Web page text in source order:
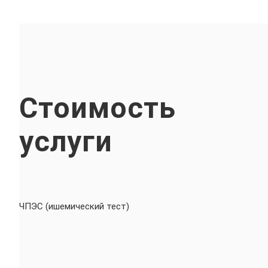
Стоимость
услуги
ЧПЭС (ишемический тест)